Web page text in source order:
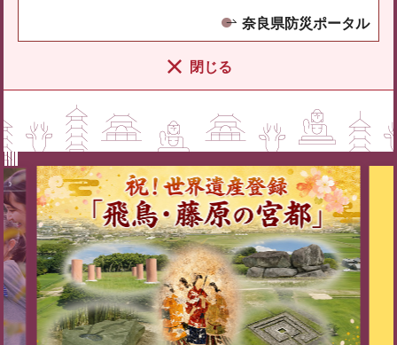
奈良県防災ポータル
閉じる